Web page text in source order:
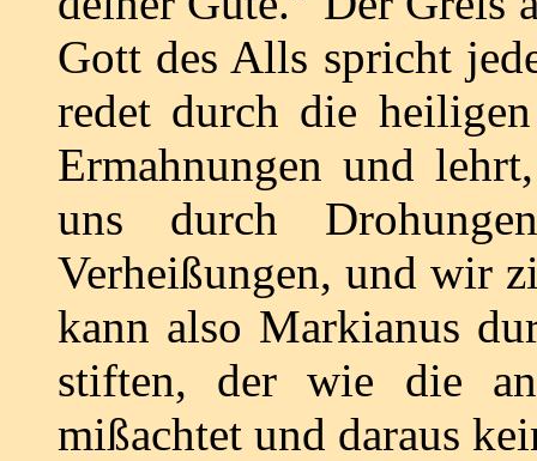
Gott des Alls spricht
redet durch die
Ermahnungen und
uns durch
Verheißungen, und wir
kann also Markianus
stiften, der wie die
mißachtet und daraus